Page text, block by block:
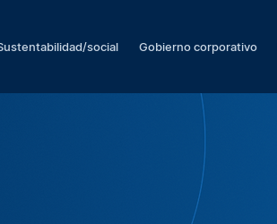
social Gobierno corporativo